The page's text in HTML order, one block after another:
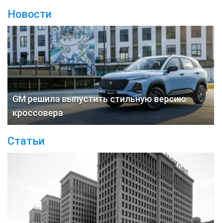
Новости
GM решила выпустить стильную версию
кроссовера
Статьи